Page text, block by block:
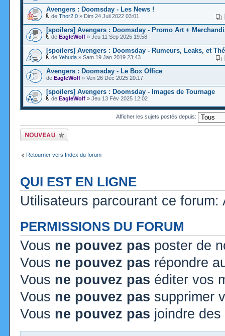
Avengers : Doomsday - Les News !
de Thor2.0 » Dim 24 Juil 2022 03:01
[spoilers] Avengers : Doomsday - Promo Art +
de EagleWolf » Jeu 11 Sep 2025 19:58
[spoilers] Avengers : Doomsday - Rumeurs, Leaks, et
de Yehuda » Sam 19 Jan 2019 23:43
Avengers : Doomsday - Le Box Office
de EagleWolf » Ven 26 Déc 2025 20:17
[spoilers] Avengers : Doomsday - Images de Tournage
de EagleWolf » Jeu 13 Fév 2025 12:02
Afficher les sujets postés depuis:
Ecrire un nouveau
sujet
Retourner vers Index du forum
QUI EST EN LIGNE
Utilisateurs parcourant ce
PERMISSIONS DU FORUM
Vous ne pouvez pas poster de
Vous ne pouvez pas répondre
Vous ne pouvez pas éditer vos
Vous ne pouvez pas supprimer
Vous ne pouvez pas joindre